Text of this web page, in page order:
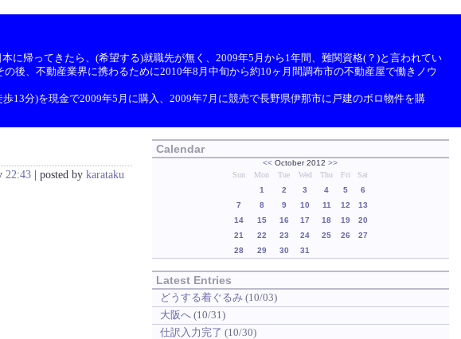
に帰ってきたら、(希望する)就職先が無く、2009年5月から1年間、難関資格(？)と言われてい
後、不動産業界に携わるために2010年8月中旬から約10ヶ月間調布市の不動産屋で働きノウ
13分)を現金で2009年5月に購入、2009年7月に競売で長野県伊那市に戸建のボロ物件を購
22:43| posted by karataku
Calendar
<< October 2012>>
Sun
Mon Tue Wed Thu Fri
Sat
1
2 3 4 5
6
7
8 9 10 11 12
13
14
15 16 17 18 19
20
21
22 23 24 25 26
27
28
29 30 31
Latest Entries
どうする着ぐるみ(10/03)
大阪へ(10/31)
仕訳入力完了 (10/30)